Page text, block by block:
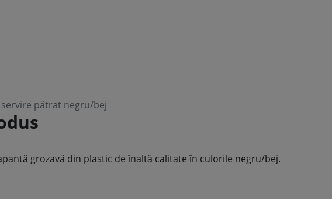
pătrat negru/bej
grozavă din plastic de înaltă calitate în culorile negru/bej.